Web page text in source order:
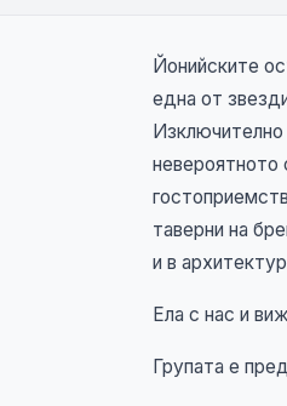
Йонийските
една от
Изключително
невероятното
таверни на
и в
Ела с нас и
Групата е